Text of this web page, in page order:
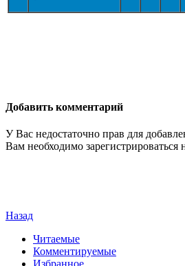
Добавить комментарий
У Вас недостаточно прав для
Вам необходимо зарегистрироваться
Назад
Читаемые
Комментируемые